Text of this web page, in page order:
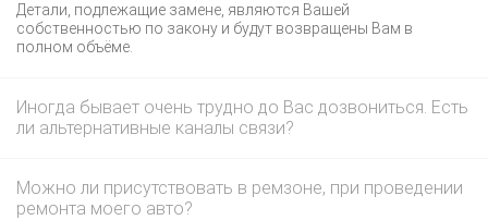
Детали, подлежащие замене, являются Вашей
собственностью по закону и будут возвращены Вам в
полном объёме.
Иногда бывает очень трудно до Вас дозвониться. Есть
ли альтернативные каналы связи?
Можно ли присутствовать в ремзоне, при проведении
ремонта моего авто?